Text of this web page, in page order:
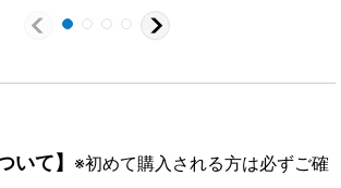
いて】 ※初めて購入される方は必ずご確